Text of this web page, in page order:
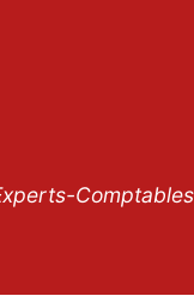
Comptables